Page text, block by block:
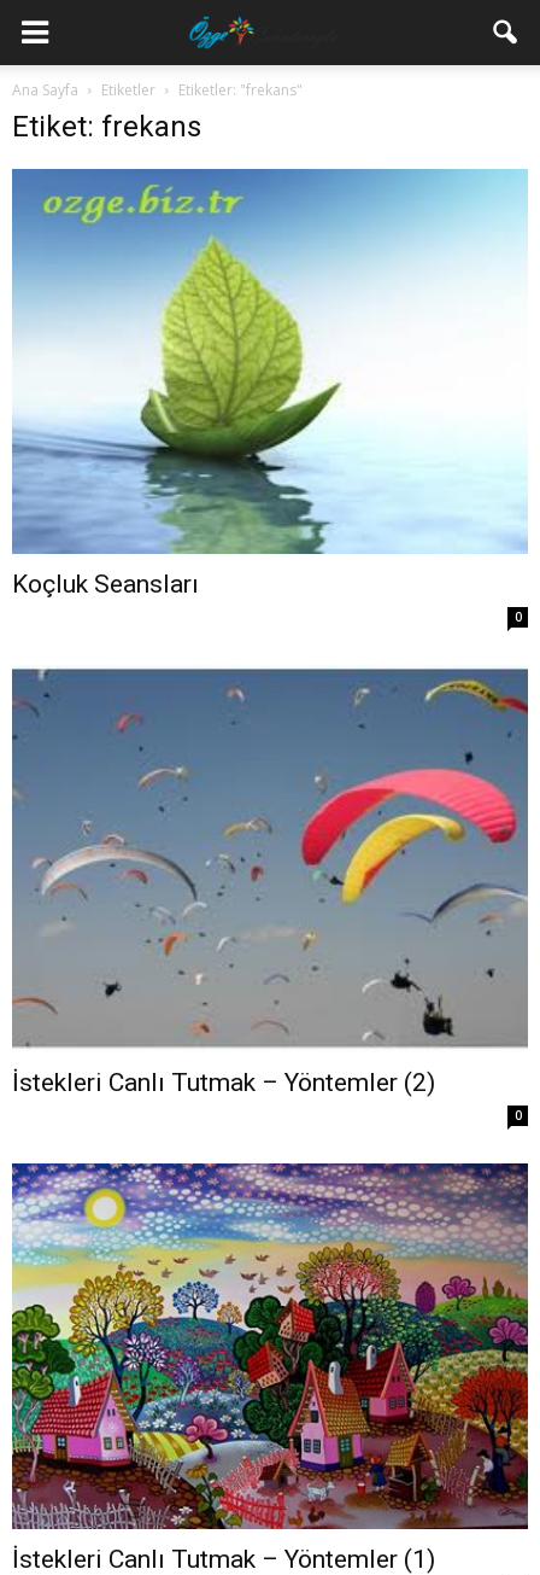
Ana Sayfa Etiketler Etiketler: "frekans"
Etiket: frekans
Koçluk Seansları
0
İstekleri Canlı Tutmak – Yöntemler (2)
0
İstekleri Canlı Tutmak – Yöntemler (1)